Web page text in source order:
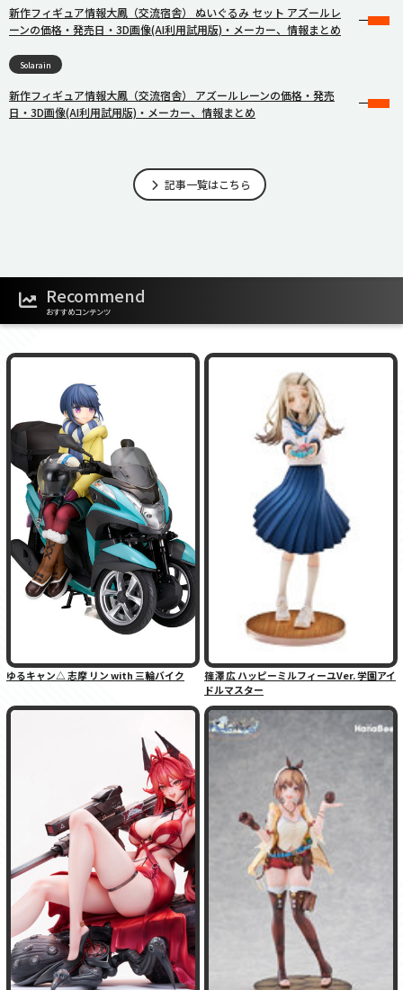
新作フィギュア情報大鳳（交流宿舎） ぬいぐるみ セット アズールレ
ーンの価格・発売日・3D画像(AI利用試用版)・メーカー、情報まとめ
Solarain
新作フィギュア情報大鳳（交流宿舎） アズールレーンの価格・発売
日・3D画像(AI利用試用版)・メーカー、情報まとめ
記事一覧はこちら
Recommend
おすすめコンテンツ
ゆるキャン△ 志摩 リン with 三輪バイク
篠澤 広 ハッピーミルフィーユVer. 学園アイ
ドルマスター